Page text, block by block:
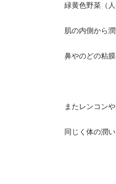
緑黄色野菜（
肌の内側から
鼻やのどの粘
またレンコン
同じく体の潤